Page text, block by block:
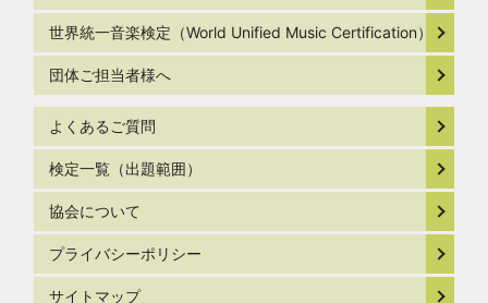
世界統一音楽検定（World Unified Music Certification）
団体ご担当者様へ
よくあるご質問
検定一覧（出題範囲）
協会について
プライバシーポリシー
サイトマップ